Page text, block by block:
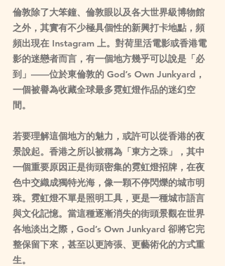
倫敦除了大笨鐘、倫敦眼以及各大世界級博物館
之外，其實有不少極具個性的新興打卡地點，頻
頻出現在 Instagram 上。對荷里活電影或香港電
影的迷戀者而言，有一個地方幾乎可以說是「必
到」——位於東倫敦的 God’s Own Junkyard，
一個被譽為收藏全球最多霓虹燈作品的迷幻空
間。
若要理解這個地方的魅力，或許可以從香港的夜
景說起。香港之所以被稱為「東方之珠」，其中
一個重要原因正是街頭密集的霓虹燈招牌，在夜
色中交織成獨特光海，像一顆不停閃爍的城市明
珠。霓虹燈不單是照明工具，更是一種城市語言
與文化記憶。當這種逐漸消失的街頭景觀在世界
各地淡出之際，God’s Own Junkyard 卻將它完
整保留下來，甚至以更誇張、更藝術化的方式重
生。